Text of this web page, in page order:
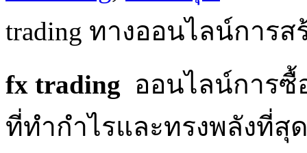
trading ทางออนไลน์การส
fx trading ออนไลน์การซื้
ที่ทำกำไรและทรงพลังที่สุ